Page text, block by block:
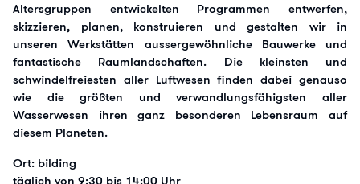
Altersgruppen entwickelten Programmen entwerfen,
skizzieren, planen, konstruieren und gestalten wir in
unseren Werkstätten aussergewöhnliche Bauwerke und
fantastische Raumlandschaften. Die kleinsten und
schwindelfreiesten aller Luftwesen finden dabei genauso
wie die größten und verwandlungsfähigsten aller
Wasserwesen ihren ganz besonderen Lebensraum auf
diesem Planeten.
Ort: bilding
täglich von 9:30 bis 14:00 Uhr